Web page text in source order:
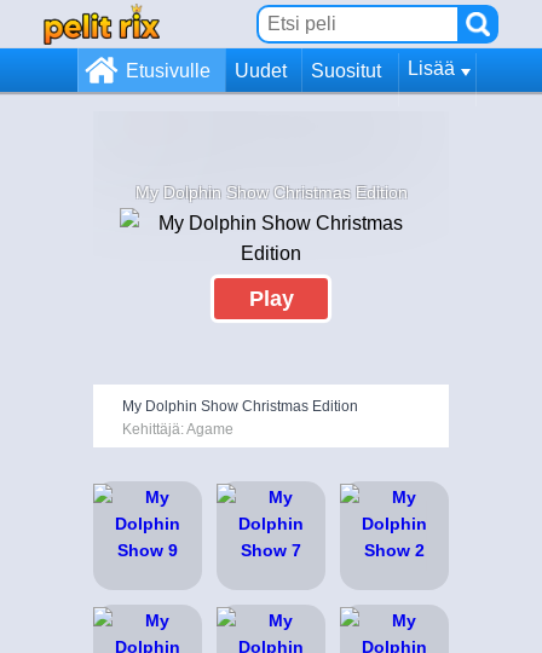
Etusivulle Uudet Suositut Lisää
My Dolphin Show Christmas Edition
Play
My Dolphin Show Christmas Edition
Kehittäjä: Agame